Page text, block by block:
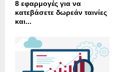
8 εφαρμογές για να
κατεβάσετε δωρεάν ταινίες
και...